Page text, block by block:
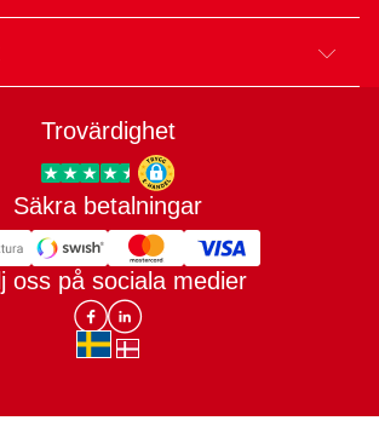
Trovärdighet
Trygg E-handel
Säkra betalningar
oss på sociala medier
Lomax DK Facebook
Lomax SE LinkIn
sv-SEda-DK